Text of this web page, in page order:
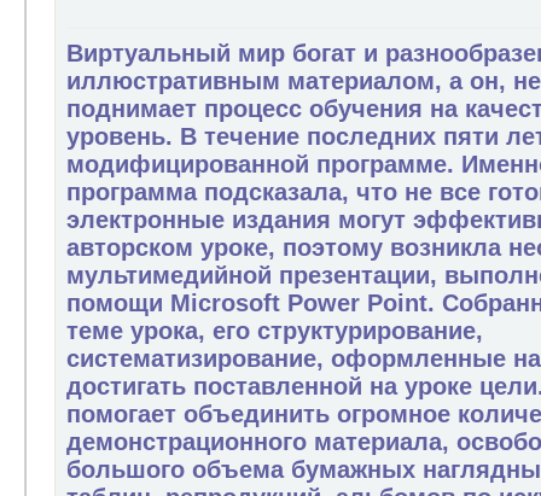
Виртуальный мир богат и
иллюстративным материалом, а он,
поднимает процесс обучения на
уровень. В течение последних пяти
модифицированной программе.
программа подсказала, что не все
электронные издания могут
авторском уроке, поэтому возникла
мультимедийной презентации,
помощи Microsoft Power Point.
теме урока, его структурирование,
систематизирование, оформленные
достигать поставленной на уроке
помогает объединить огромное
демонстрационного материала,
большого объема бумажных